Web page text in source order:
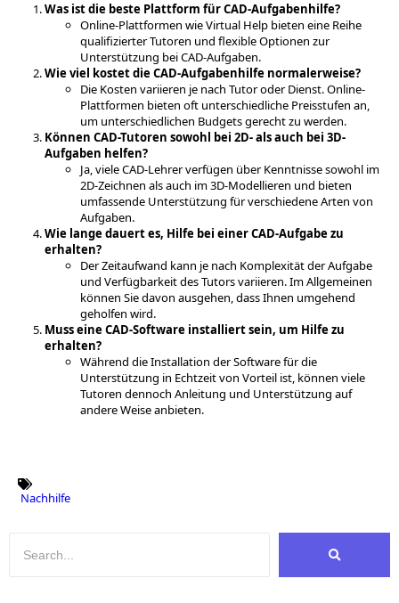
Was ist die beste Plattform für CAD-Aufgabenhilfe?
Online-Plattformen wie Virtual Help bieten eine Reihe
qualifizierter Tutoren und flexible Optionen zur
Unterstützung bei CAD-Aufgaben.
Wie viel kostet die CAD-Aufgabenhilfe normalerweise?
Die Kosten variieren je nach Tutor oder Dienst. Online-
Plattformen bieten oft unterschiedliche Preisstufen an,
um unterschiedlichen Budgets gerecht zu werden.
Können CAD-Tutoren sowohl bei 2D- als auch bei 3D-
Aufgaben helfen?
Ja, viele CAD-Lehrer verfügen über Kenntnisse sowohl im
2D-Zeichnen als auch im 3D-Modellieren und bieten
umfassende Unterstützung für verschiedene Arten von
Aufgaben.
Wie lange dauert es, Hilfe bei einer CAD-Aufgabe zu
erhalten?
Der Zeitaufwand kann je nach Komplexität der Aufgabe
und Verfügbarkeit des Tutors variieren. Im Allgemeinen
können Sie davon ausgehen, dass Ihnen umgehend
geholfen wird.
Muss eine CAD-Software installiert sein, um Hilfe zu
erhalten?
Während die Installation der Software für die
Unterstützung in Echtzeit von Vorteil ist, können viele
Tutoren dennoch Anleitung und Unterstützung auf
andere Weise anbieten.
Nachhilfe